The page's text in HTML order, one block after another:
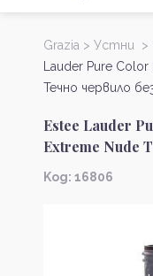
Grazia > Устни >
Lauder Pure
Течно червило
Estee Lauder
Extreme Nude
Kод: 16806